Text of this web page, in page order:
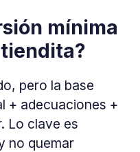
mínima
pero la base
+ adecuaciones +
Lo clave es
no quemar